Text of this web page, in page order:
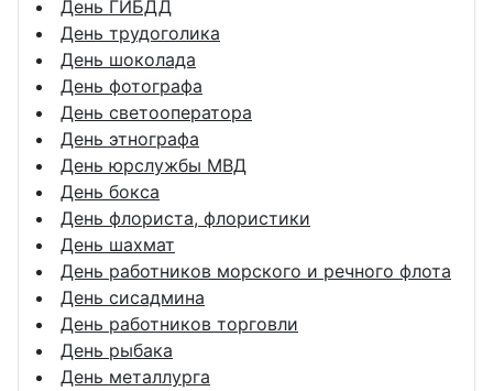
День ГИБДД
День трудоголика
День шоколада
День фотографа
День светооператора
День этнографа
День юрслужбы МВД
День бокса
День флориста, флористики
День шахмат
День работников морского и речного флота
День сисадмина
День работников торговли
День рыбака
День металлурга